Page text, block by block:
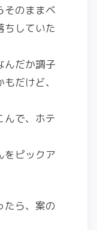
そのままベ
ちしていた
んだか調子
だけど、
んで、ホテ
をピックア
たら、案の